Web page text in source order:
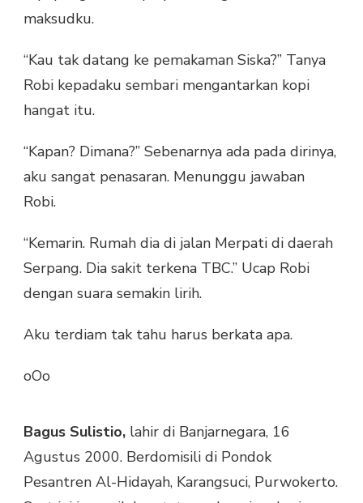
maksudku.
“Kau tak datang ke pemakaman Siska?” Tanya
Robi kepadaku sembari mengantarkan kopi
hangat itu.
“Kapan? Dimana?” Sebenarnya ada pada dirinya,
aku sangat penasaran. Menunggu jawaban
Robi.
“Kemarin. Rumah dia di jalan Merpati di daerah
Serpang. Dia sakit terkena TBC.” Ucap Robi
dengan suara semakin lirih.
Aku terdiam tak tahu harus berkata apa.
oOo
Bagus Sulistio, lahir di Banjarnegara, 16
Agustus 2000. Berdomisili di Pondok
Pesantren Al-Hidayah, Karangsuci, Purwokerto.